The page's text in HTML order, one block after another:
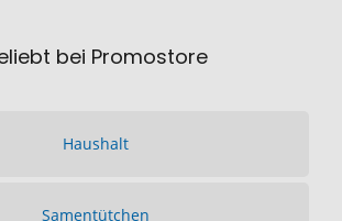
bei Promostore
Haushalt
Samentütchen